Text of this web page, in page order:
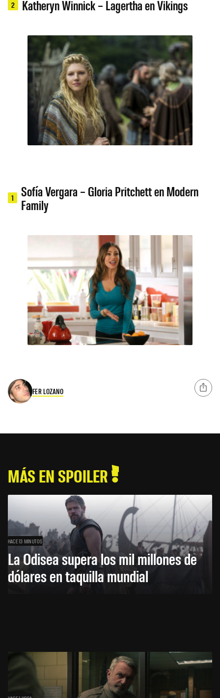
2 Katheryn Winnick – Lagertha en Vikings
1
Sofía Vergara – Gloria Pritchett en Modern
Family
FER LOZANO
MÁS EN SPOILER
HACE 13 MINUTOS
La Odisea supera los mil millones de
dólares en taquilla mundial